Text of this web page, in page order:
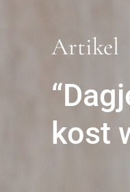
Artikel
kost